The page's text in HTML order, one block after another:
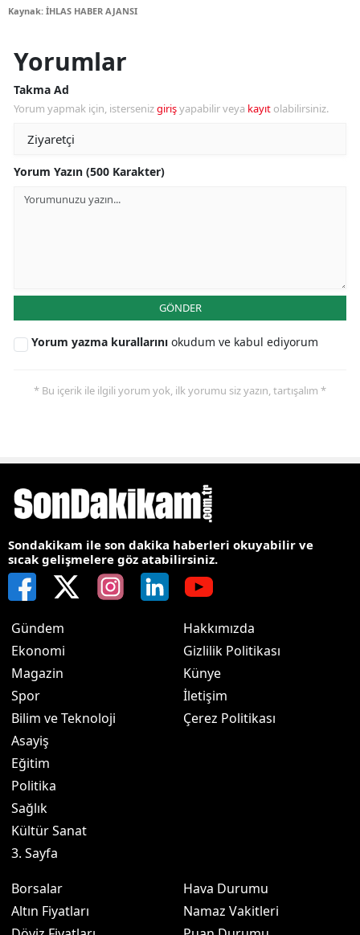
Kaynak: İHLAS HABER AJANSI
Yorumlar
Takma Ad
Yorum yapmak için, istersenizgirişyapabilir veya kayıt olabilirsiniz.
Yorum Yazın (500 Karakter)
GÖNDER
Yorum yazma kurallarını okudum ve kabul ediyorum
* Bu içerik ile ilgili yorum yok, ilk yorumu siz yazın, tartışalım *
Sondakikam ile son dakika haberleri okuyabilir ve
sıcak gelişmelere göz atabilirsiniz.
Gündem
Ekonomi
Magazin
Spor
Bilim ve Teknoloji
Asayiş
Eğitim
Politika
Sağlık
Kültür Sanat
3. Sayfa
Hakkımızda
Gizlilik Politikası
Künye
İletişim
Çerez Politikası
Borsalar
Altın Fiyatları
Hava Durumu
Namaz Vakitleri